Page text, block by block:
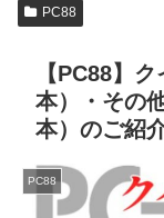
PC88
【PC88】
本）・その
本）のご紹
PC88